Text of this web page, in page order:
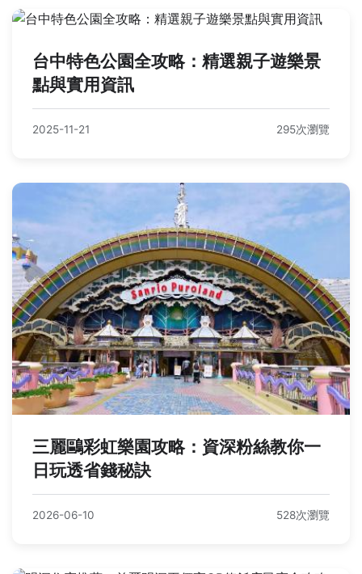
台中特色公園全攻略：精選親子遊樂景
點與實用資訊
2025-11-21 295次瀏覽
三麗鷗彩虹樂園攻略：資深粉絲教你一
日玩透省錢秘訣
2026-06-10 528次瀏覽